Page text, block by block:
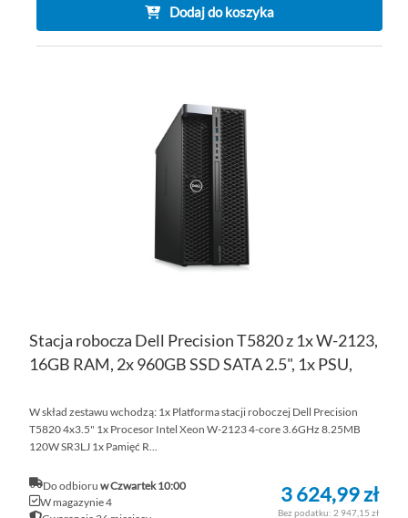
Dodaj do koszyka
Stacja robocza Dell Precision T5820 z 1x W-2123,
16GB RAM, 2x 960GB SSD SATA 2.5", 1x PSU,
W skład zestawu wchodzą: 1x Platforma stacji roboczej Dell Precision
T5820 4x3.5" 1x Procesor Intel Xeon W-2123 4-core 3.6GHz 8.25MB
120W SR3LJ 1x Pamięć R...
Do odbioru w Czwartek 10:00
W magazynie 4
3 624,99 zł
2 947,15 zł